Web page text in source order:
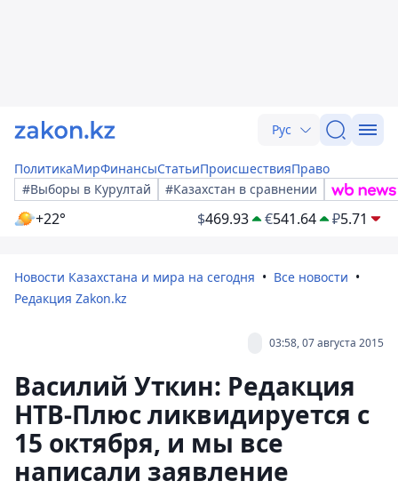
Рус
ПолитикаМирФинансыСтатьиПроисшествияПраво
#Выборы в Курултай
#Казахстан в сравнении
+22° $469.93 €541.64 ₽5.71
Новости Казахстана и мира на сегодня
Все новости
Редакция Zakon.kz
03:58, 07 августа 2015
Василий Уткин: Редакция
НТВ-Плюс ликвидируется с
15 октября, и мы все
написали заявление